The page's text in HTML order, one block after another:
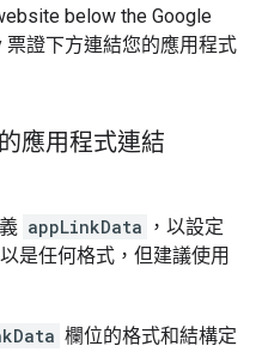
below the Google
票證下方連結您的應用程式
應用程式連結
appLinkData ，以設定
是任何格式，但建議使用
欄位的格式和結構定